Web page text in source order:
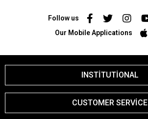
Follow us
Our Mobile Applications
INSTİTUTİONAL
CUSTOMER SERVİCE